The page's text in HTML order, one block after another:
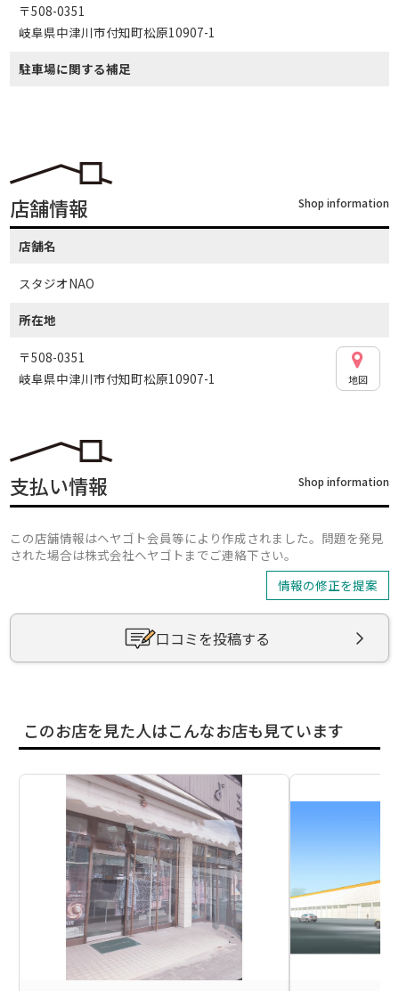
〒508-0351
岐阜県中津川市付知町松原10907-1
駐車場に関する補足
店舗情報 Shop information
店舗名
スタジオNAO
所在地
〒508-0351
岐阜県中津川市付知町松原10907-1
地図
支払い情報 Shop information
この店舗情報はヘヤゴト会員等により作成されました。問題を発見
された場合は株式会社ヘヤゴトまでご連絡下さい。
情報の修正を提案
口コミを投稿する
このお店を見た人はこんなお店も見ています